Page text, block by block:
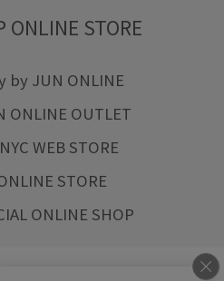
ONLINE STORE
by JUN ONLINE
ONLINE OUTLET
WEB STORE
STORE
ONLINE SHOP